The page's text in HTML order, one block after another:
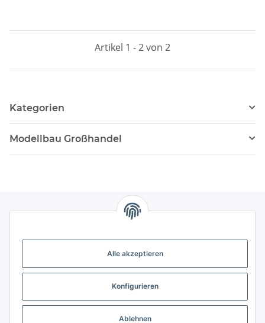
Alle akzeptieren
Konfigurieren
Ablehnen
Artikel 1 - 2 von 2
Kategorien
Modellbau Großhandel
Gesetzliche Informationen
Weitere Informationen
Support - Hilfe